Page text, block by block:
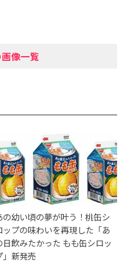
像一覧
の幼い頃の夢が叶う！桃缶シ
ップの味わいを再現した「あ
日飲みたかった もも缶シロッ
」新発売